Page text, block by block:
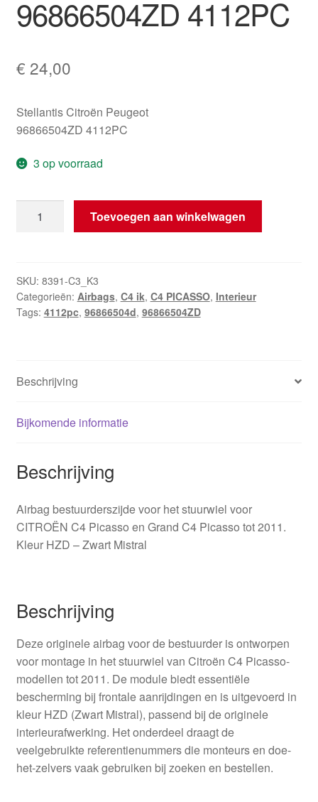
96866504ZD 4112PC
€ 24,00
Stellantis Citroën Peugeot
96866504ZD 4112PC
3 op voorraad
Citroën
96866504ZD
4112PC
aantal
Toevoegen aan winkelwagen
SKU: 8391-C3_K3
Categorieën: Airbags, C4 ik, C4 PICASSO, Interieur
Tags: 4112pc, 96866504d, 96866504ZD
Beschrijving
Bijkomende informatie
Beschrijving
Airbag bestuurderszijde voor het stuurwiel voor
CITROËN C4 Picasso en Grand C4 Picasso tot 2011.
Kleur HZD – Zwart Mistral
Beschrijving
Deze originele airbag voor de bestuurder is ontworpen
voor montage in het stuurwiel van Citroën C4 Picasso-
modellen tot 2011. De module biedt essentiële
bescherming bij frontale aanrijdingen en is uitgevoerd in
kleur HZD (Zwart Mistral), passend bij de originele
interieurafwerking. Het onderdeel draagt de
veelgebruikte referentienummers die monteurs en doe-
het-zelvers vaak gebruiken bij zoeken en bestellen.